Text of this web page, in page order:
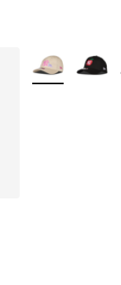
Plus de couleurs